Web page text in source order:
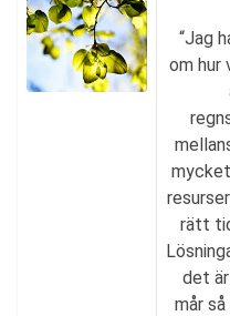
“Jag
om hur
rätt
det
mår